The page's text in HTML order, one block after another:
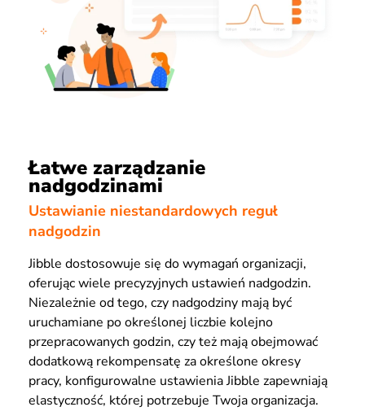
Łatwe zarządzanie
nadgodzinami
Ustawianie niestandardowych reguł
nadgodzin
Jibble dostosowuje się do wymagań organizacji,
oferując wiele precyzyjnych ustawień nadgodzin.
Niezależnie od tego, czy nadgodziny mają być
uruchamiane po określonej liczbie kolejno
przepracowanych godzin, czy też mają obejmować
dodatkową rekompensatę za określone okresy
pracy, konfigurowalne ustawienia Jibble zapewniają
elastyczność, której potrzebuje Twoja organizacja.